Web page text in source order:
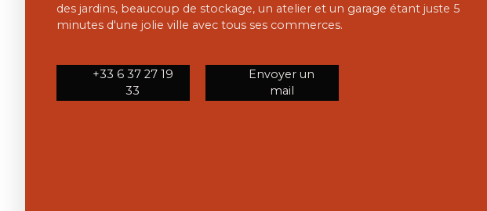
des jardins, beaucoup de stockage, un atelier et un garage étant juste 5
minutes d'une jolie ville avec tous ses commerces.
+33 6 37 27 19
33
Envoyer un
mail